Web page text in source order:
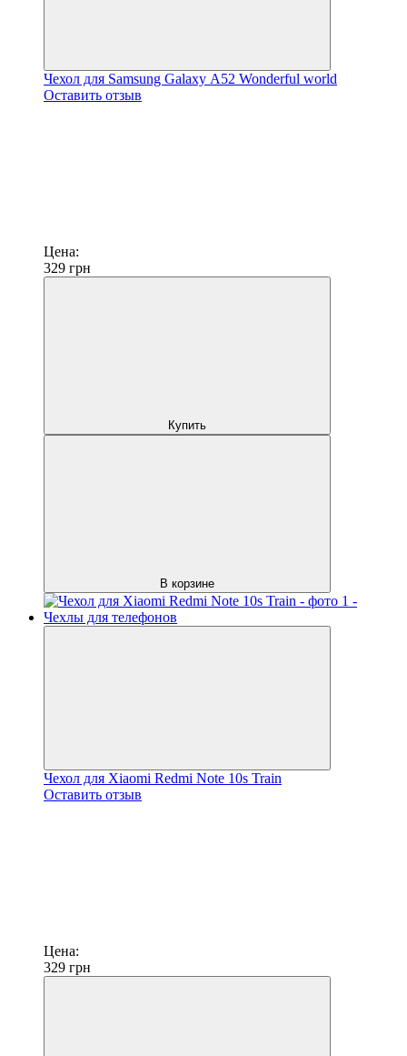
Чехол для Samsung Galaxy А52 Wonderful world
Оставить отзыв
Цена:
329 грн
Купить
В корзине
Чехол для Xiaomi Redmi Note 10s Train
Оставить отзыв
Цена:
329 грн